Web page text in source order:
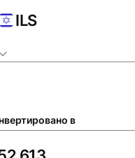
ILS
в